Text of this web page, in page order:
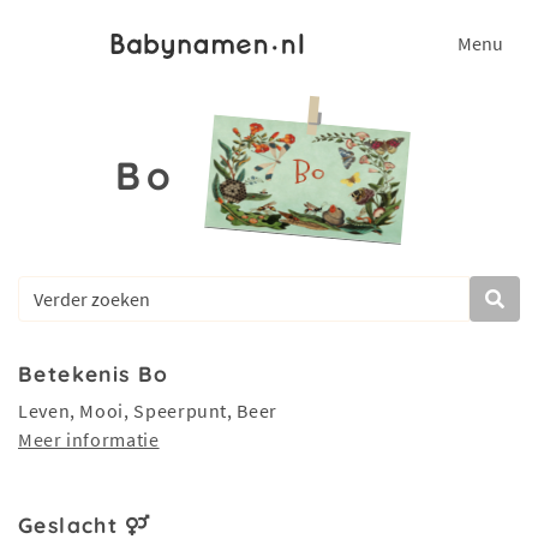
Menu
Bo
Betekenis Bo
Leven, Mooi, Speerpunt, Beer
Meer informatie
Geslacht